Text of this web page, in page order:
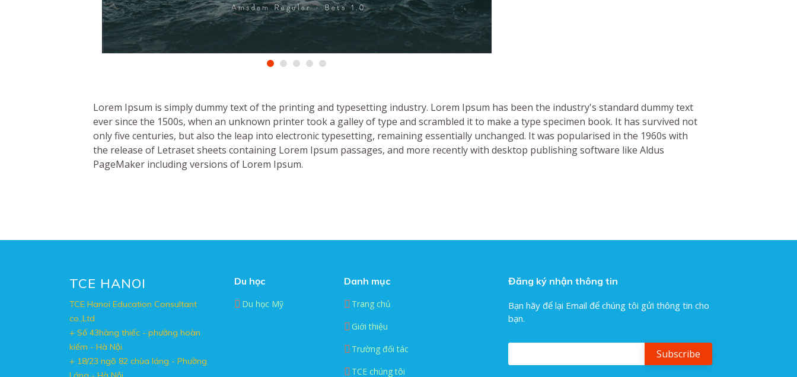
Lorem Ipsum is simply dummy text of the printing and typesetting industry. Lorem Ipsum has been the industry's standard dummy text
ever since the 1500s, when an unknown printer took a galley of type and scrambled it to make a type specimen book. It has survived not
only five centuries, but also the leap into electronic typesetting, remaining essentially unchanged. It was popularised in the 1960s with
the release of Letraset sheets containing Lorem Ipsum passages, and more recently with desktop publishing software like Aldus
PageMaker including versions of Lorem Ipsum.
TCE HANOI
TCE Hanoi Education Consultant
co.,Ltd
+ Số 43hàng thiếc - phường hoàn
kiếm - Hà Nội.
+ 18/23 ngõ 82 chùa láng - Phường
Du học
Du học Mỹ
Danh mục
Trang chủ
Giới thiệu
Trường đối tác
TCE chúng tôi
Đăng ký nhận thông tin
Bạn hãy để lại Email để chúng tôi gửi thông tin cho
bạn.